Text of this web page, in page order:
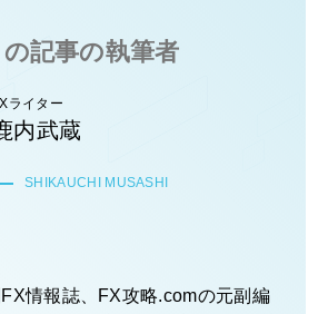
の記事の執筆者
ライター
内武蔵
SHIKAUCHI MUSASHI
情報誌、FX攻略.comの元副編